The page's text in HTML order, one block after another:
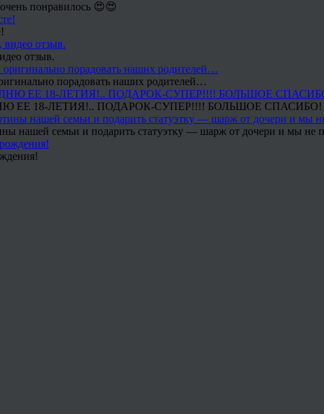
понравилось 😍😍
отзыв.
порадовать наших родителей…
ЕЕ 18-ЛЕТИЯ!.. ПОДАРОК-СУПЕР!!!! БОЛЬШОЕ СПАСИБО!
нашей семьи и подарить статуэтку — шарж от дочери и мы не